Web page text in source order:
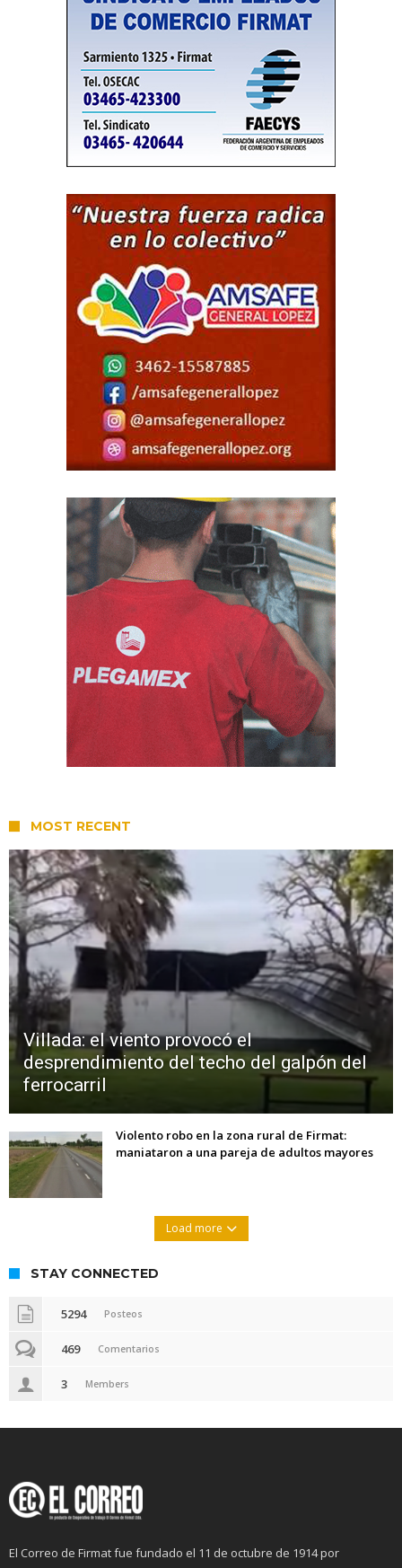
MOST RECENT
Villada: el viento provocó el
desprendimiento del techo del galpón del
ferrocarril
Violento robo en la zona rural de Firmat:
maniataron a una pareja de adultos mayores
Load more
STAY CONNECTED
5294 Posteos
469 Comentarios
3 Members
El Correo de Firmat fue fundado el 11 de octubre de 1914 por